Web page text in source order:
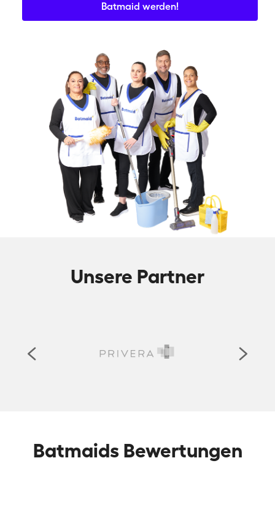
Batmaid werden!
Unsere Partner
Batmaids Bewertungen